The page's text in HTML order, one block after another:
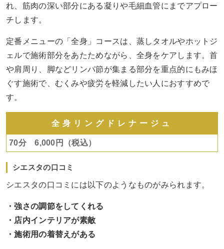
れ、筋肉の深い部分にある凝りや毛細血管にまでアプロー
チします。
定番メニューの「全身」コースは、蒸しタオルやホットジ
ェルで施術部分をあたためながら、全身をケアします。首
や肩周り、脚などリンパ節が集まる部分を重点的にもみほ
ぐす施術で、むくみや疲労を軽減したい人におすすめで
す。
全身リングドレナージュ
70分 6,000円（税込）
シエスタの口コミ
シエスタの口コミには以下のようなものがみられます。
・強さの調節をしてくれる
・店内インテリアが素敵
・施術用の着替えがある